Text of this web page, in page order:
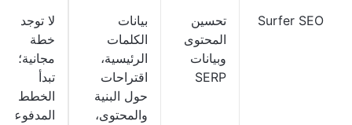
Surfer SEO
تحسين
المحتوى
وبيانات
SERP
بيانات
الكلمات
الرئيسية،
اقتراحات
حول البنية
والمحتوى،
لا توجد
خطة
مجانية؛
تبدأ
الخطط
المدفوعة